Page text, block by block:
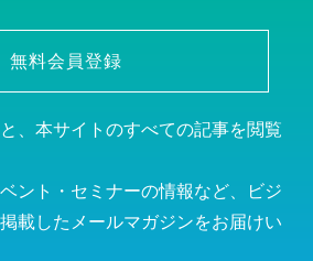
無料会員登録
、本サイトのすべての記事を閲覧
ント・セミナーの情報など、ビジ
載したメールマガジンをお届けい